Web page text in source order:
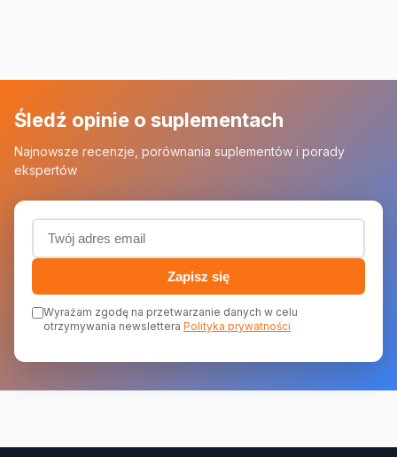
Śledź opinie o suplementach
Najnowsze recenzje, porównania suplementów i porady
ekspertów
Adres email (wymagany)
Zapisz się
Wyrażam zgodę na przetwarzanie danych w celu
otrzymywania newslettera Polityka prywatności